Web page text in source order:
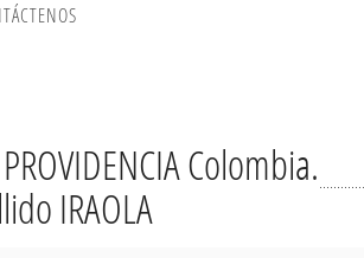
Colombia.
IRAOLA